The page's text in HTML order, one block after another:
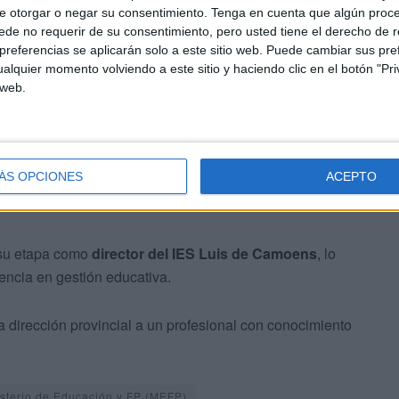
otorgar o negar su consentimiento. Tenga en cuenta que algún
no requerir de su consentimiento, pero usted tiene el derecho de
se aplicarán solo a este sitio web. Puede cambiar sus
momento volviendo a este sitio y haciendo clic en el botón
OPCIONES ACEPTO
a circular un nombre como posible sustituto:
reconocida en el ámbito educativo, con una
etapa como director del IES Luis de Camoens, lo
en gestión educativa.
dirección provincial a un profesional con conocimiento